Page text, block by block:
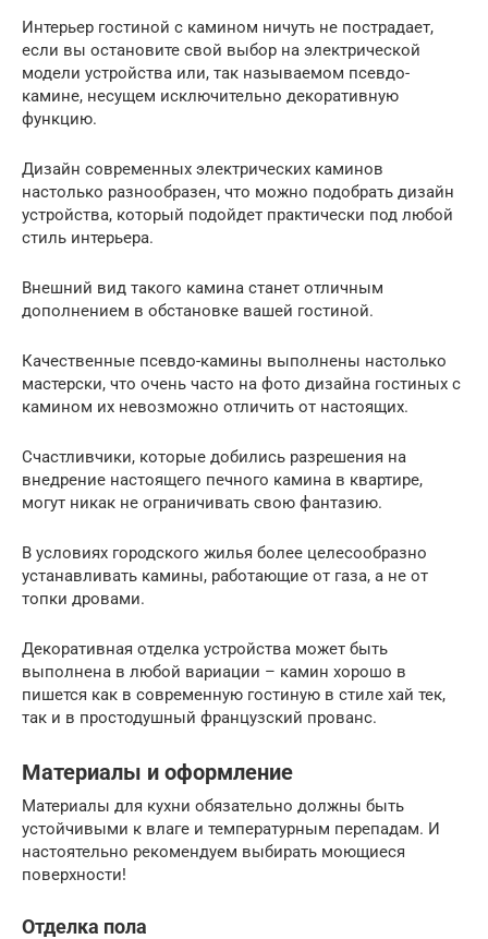
Интерьер гостиной с камином ничуть не пострадает,
если вы остановите свой выбор на электрической
модели устройства или, так называемом псевдо-
камине, несущем исключительно декоративную
функцию.
Дизайн современных электрических каминов
настолько разнообразен, что можно подобрать дизайн
устройства, который подойдет практически под любой
стиль интерьера.
Внешний вид такого камина станет отличным
дополнением в обстановке вашей гостиной.
Качественные псевдо-камины выполнены настолько
мастерски, что очень часто на фото дизайна гостиных с
камином их невозможно отличить от настоящих.
Счастливчики, которые добились разрешения на
внедрение настоящего печного камина в квартире,
могут никак не ограничивать свою фантазию.
В условиях городского жилья более целесообразно
устанавливать камины, работающие от газа, а не от
топки дровами.
Декоративная отделка устройства может быть
выполнена в любой вариации – камин хорошо в
пишется как в современную гостиную в стиле хай тек,
так и в простодушный французский прованс.
Материалы и оформление
Материалы для кухни обязательно должны быть
устойчивыми к влаге и температурным перепадам. И
настоятельно рекомендуем выбирать моющиеся
поверхности!
Отделка пола